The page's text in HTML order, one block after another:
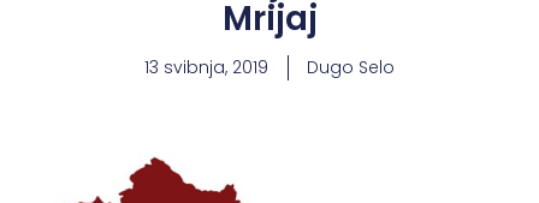
Mrijaj
13 svibnja, 2019 Dugo Selo